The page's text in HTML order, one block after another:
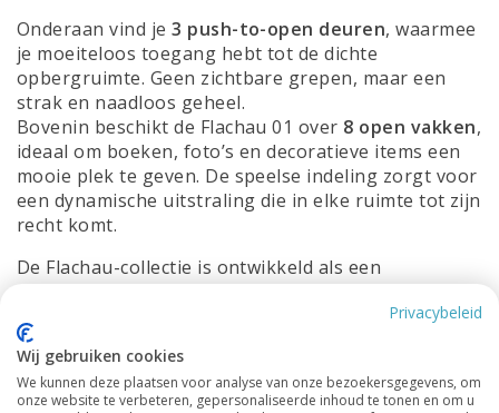
Onderaan vind je3 push-to-open deuren, waarmee
je moeiteloos toegang hebt tot de dichte
opbergruimte. Geen zichtbare grepen, maar een
strak en naadloos geheel.
Bovenin beschikt de Flachau 01 over 8 open vakken,
ideaal om boeken, foto’s en decoratieve items een
mooie plek te geven. De speelse indeling zorgt voor
een dynamische uitstraling die in elke ruimte tot zijn
recht komt.
De Flachau-collectie is ontwikkeld als een
betaalbaar alternatiefbinnen ons assortiment. We
wilden een kast creëren die stijl, functionaliteit en
een moderne uitstraling combineert — maar dan
voor een vriendelijkere prijs. En met de snelle
levertijd heb je deze kast albinnen 2 wekenin huis.
Privacybeleid
Wij gebruiken cookies
We kunnen deze plaatsen voor analyse van onze bezoekersgegevens, om
onze website te verbeteren, gepersonaliseerde inhoud te tonen en om u